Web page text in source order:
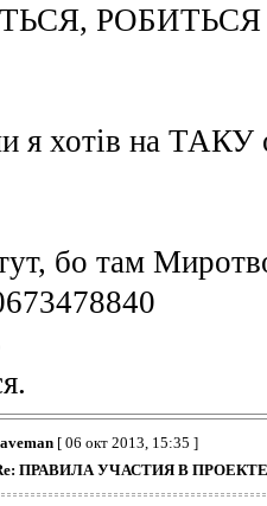
я хотів на
бо там
[ 06 окт 2013, 15:35 ]
ПРАВИЛА УЧАСТИЯ В